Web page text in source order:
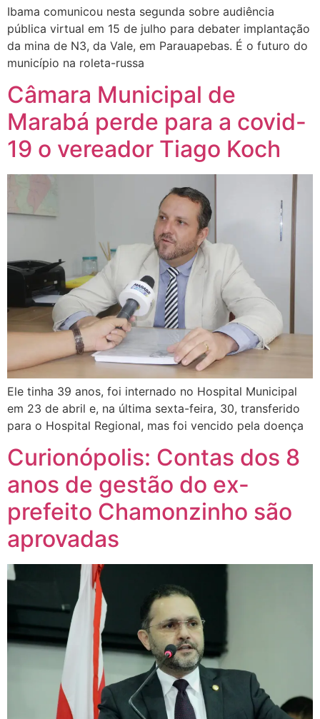
Ibama comunicou nesta segunda sobre audiência
pública virtual em 15 de julho para debater implantação
da mina de N3, da Vale, em Parauapebas. É o futuro do
município na roleta-russa
Câmara Municipal de
Marabá perde para a covid-
19 o vereador Tiago Koch
Ele tinha 39 anos, foi internado no Hospital Municipal
em 23 de abril e, na última sexta-feira, 30, transferido
para o Hospital Regional, mas foi vencido pela doença
Curionópolis: Contas dos 8
anos de gestão do ex-
prefeito Chamonzinho são
aprovadas